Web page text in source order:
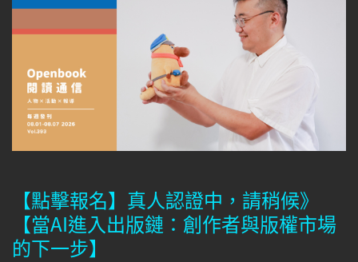
【點擊報名】真人認證中，請稍候》
【當AI進入出版鏈：創作者與版權市場
的下一步】